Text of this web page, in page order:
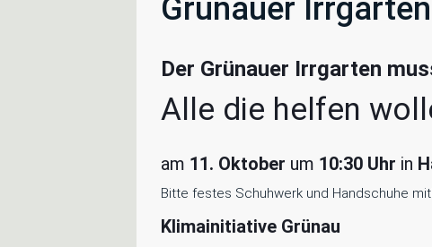
Grünauer
Der Grünauer Irrgarten
Alle die helfen
am 11. Oktober um 10:30 Uhr in
Bitte festes Schuhwerk und Handschuhe
Klimainitiative Grünau